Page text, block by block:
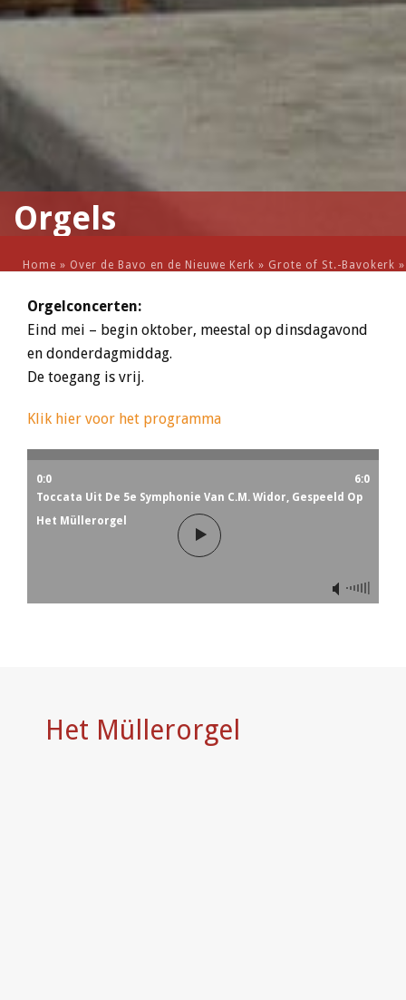
Orgels
Home » Over de Bavo en de Nieuwe Kerk » Grote of St.-Bavokerk
Orgelconcerten:
Eind mei – begin oktober, meestal op dinsdagavond
en donderdagmiddag.
De toegang is vrij.
Klik hier voor het programma
0:0
6:0
Toccata Uit De 5e Symphonie Van C.M. Widor, Gespeeld Op
Het Müllerorgel
Het Müllerorgel